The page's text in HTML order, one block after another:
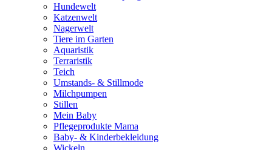
Hundewelt
Katzenwelt
Nagerwelt
Tiere im Garten
Aquaristik
Terraristik
Teich
Umstands- & Stillmode
Milchpumpen
Stillen
Mein Baby
Pflegeprodukte Mama
Baby- & Kinderbekleidung
Wickeln